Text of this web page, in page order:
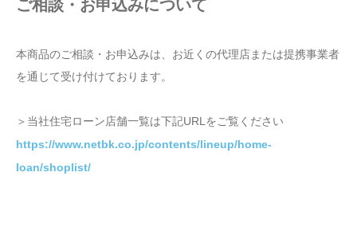
ご相談・お申込みについて
本商品のご相談・お申込みは、お近くの代理店または提携事業者
を通じて受け付けております。
＞当社住宅ローン店舗一覧は下記URLをご覧ください
https://www.netbk.co.jp/contents/lineup/home-
loan/shoplist/